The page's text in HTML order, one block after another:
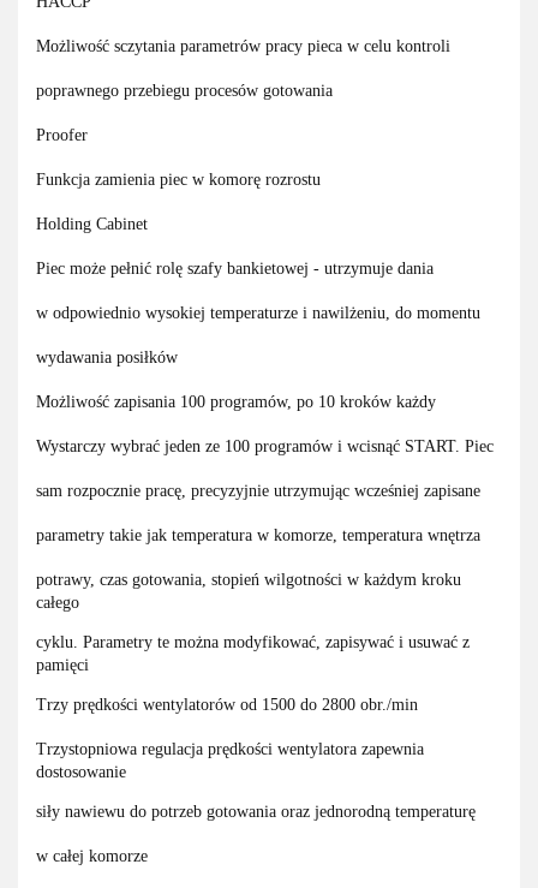
Możliwość sczytania parametrów pracy pieca w celu kontroli
poprawnego przebiegu procesów gotowania
Proofer
Funkcja zamienia piec w komorę rozrostu
Holding Cabinet
Piec może pełnić rolę szafy bankietowej - utrzymuje dania
w odpowiednio wysokiej temperaturze i nawilżeniu, do momentu
wydawania posiłków
Możliwość zapisania 100 programów, po 10 kroków każdy
Wystarczy wybrać jeden ze 100 programów i wcisnąć START. Piec
sam rozpocznie pracę, precyzyjnie utrzymując wcześniej zapisane
parametry takie jak temperatura w komorze, temperatura wnętrza
potrawy, czas gotowania, stopień wilgotności w każdym kroku
całego
cyklu. Parametry te można modyfikować, zapisywać i usuwać z
pamięci
Trzy prędkości wentylatorów od 1500 do 2800 obr./min
Trzystopniowa regulacja prędkości wentylatora zapewnia
dostosowanie
siły nawiewu do potrzeb gotowania oraz jednorodną temperaturę
w całej komorze